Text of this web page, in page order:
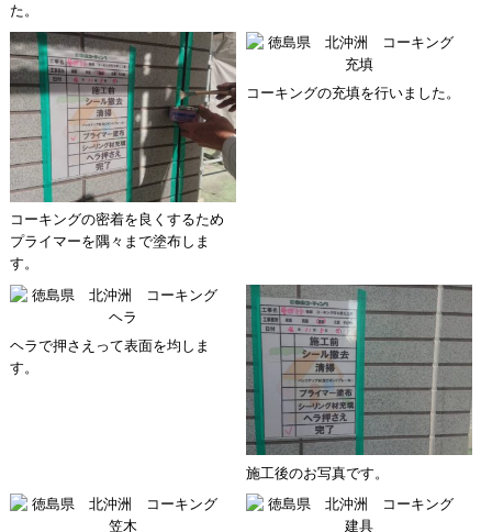
た。
コーキングの密着を良くするため
プライマーを隅々まで塗布しま
す。
コーキングの充填を行いました。
ヘラで押さえって表面を均しま
す。
施工後のお写真です。